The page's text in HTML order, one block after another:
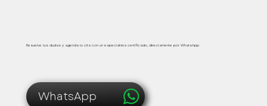
Resuelve tus dudas y agenda tu cita con un especialista certificado, directamente por WhatsApp.
WhatsApp